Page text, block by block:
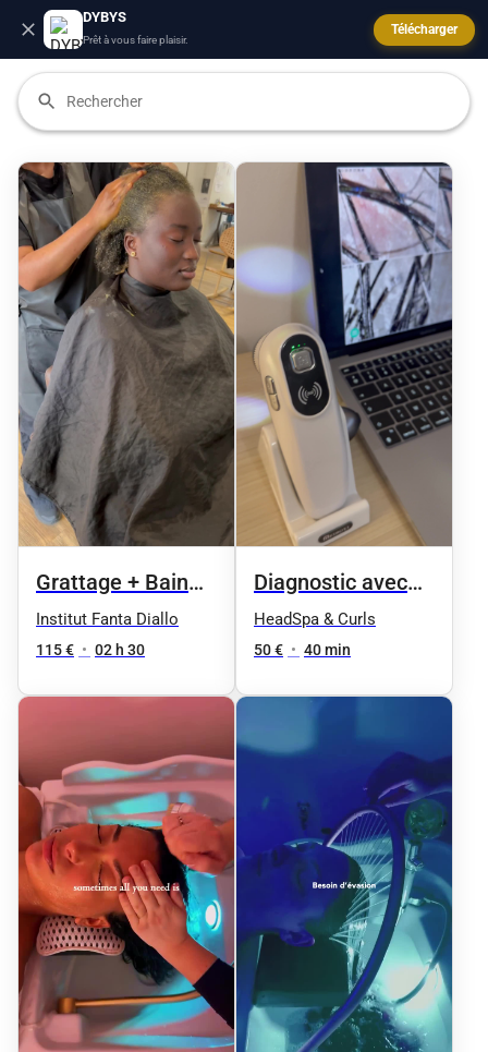
DYBYS
Prêt à vous faire plaisir.
Télécharger
Grattage + Bain
d’huiles + lavage +
massage
Institut Fanta Diallo
115 € • 02 h 30
Diagnostic avec
caméra
(prévention,
HeadSpa & Curls
50 € • 40 min